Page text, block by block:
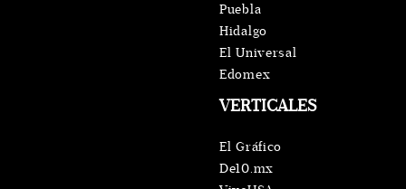
VERTICALES
El Gráfico
De10.mx
Puebla
Hidalgo
El Universal
Edomex